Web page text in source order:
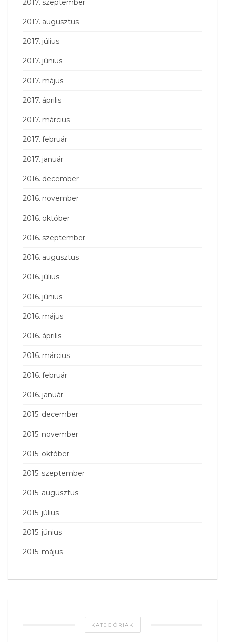
2017. augusztus
2017. július
2017. június
2017. május
2017. április
2017. március
2017. február
2017. január
2016. december
2016. november
2016. október
2016. szeptember
2016. augusztus
2016. július
2016. június
2016. május
2016. április
2016. március
2016. február
2016. január
2015. december
2015. november
2015. október
2015. szeptember
2015. augusztus
2015. július
2015. június
2015. május
KATEGÓRIÁK